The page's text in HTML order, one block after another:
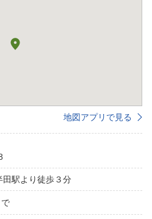
地図アプリで見る
駅より徒歩３分
で